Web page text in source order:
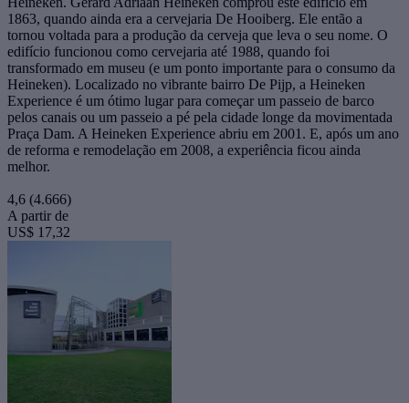
1863, quando ainda era a cervejaria De Hooiberg. Ele então a
tornou voltada para a produção da cerveja que leva o seu nome. O
edifício funcionou como cervejaria até 1988, quando foi
transformado em museu (e um ponto importante para o consumo da
Heineken). Localizado no vibrante bairro De Pijp, a Heineken
Experience é um ótimo lugar para começar um passeio de barco
pelos canais ou um passeio a pé pela cidade longe da movimentada
Praça Dam. A Heineken Experience abriu em 2001. E, após um ano
de reforma e remodelação em 2008, a experiência ficou ainda
melhor.
4,6 (4.666)
A partir de
US$ 17,32